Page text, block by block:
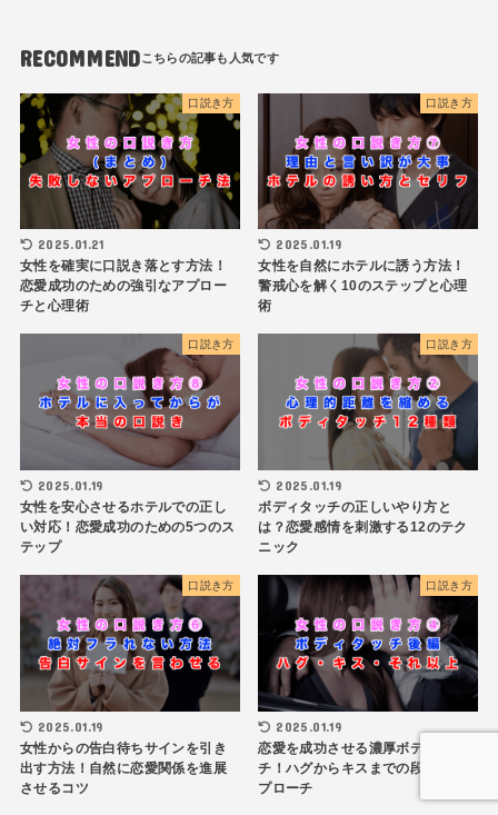
RECOMMEND
口説き方
2025.01.21
女性を確実に口説き落とす方法！
恋愛成功のための強引なアプロー
チと心理術
口説き方
2025.01.19
女性を自然にホテルに誘う方法！
警戒心を解く10のステップと心理
術
口説き方
2025.01.19
女性を安心させるホテルでの正し
い対応！恋愛成功のための5つのス
テップ
口説き方
2025.01.19
ボディタッチの正しいやり方と
は？恋愛感情を刺激する12のテク
ニック
口説き方
2025.01.19
女性からの告白待ちサインを引き
出す方法！自然に恋愛関係を進展
させるコツ
口説き方
2025.01.19
恋愛を成功させる濃厚ボディタッ
チ！ハグからキスまでの段階的ア
プローチ